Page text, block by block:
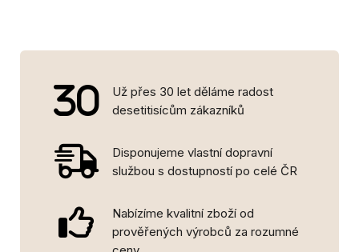
Už přes 30 let děláme radost
desetitisícům zákazníků
Disponujeme vlastní dopravní
službou s dostupností po celé ČR
Nabízíme kvalitní zboží od
prověřených výrobců za rozumné